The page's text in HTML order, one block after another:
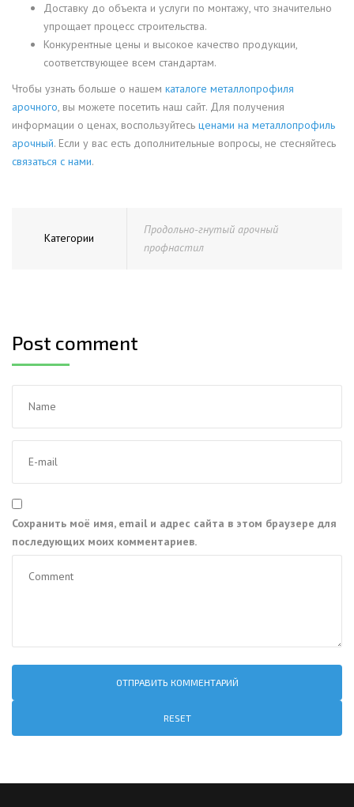
Доставку до объекта и услуги по монтажу, что значительно
упрощает процесс строительства.
Конкурентные цены и высокое качество продукции,
соответствующее всем стандартам.
Чтобы узнать больше о нашем каталоге металлопрофиля
арочного, вы можете посетить наш сайт. Для получения
информации о ценах, воспользуйтесь ценами на металлопрофиль
арочный. Если у вас есть дополнительные вопросы, не стесняйтесь
связаться с нами.
Категории
Продольно-гнутый арочный
профнастил
Post comment
Сохранить моё имя, email и адрес сайта в этом браузере для
последующих моих комментариев.
RESET